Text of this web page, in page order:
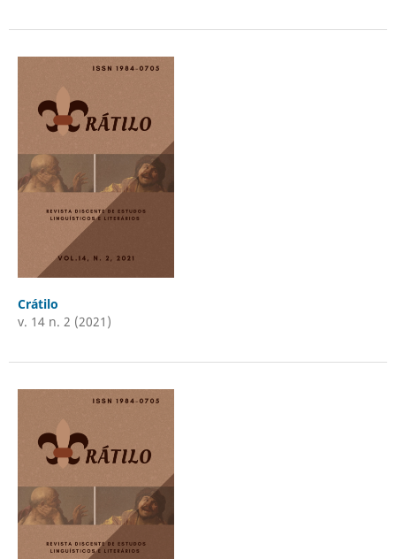
Crátilo
v. 14 n. 2 (2021)